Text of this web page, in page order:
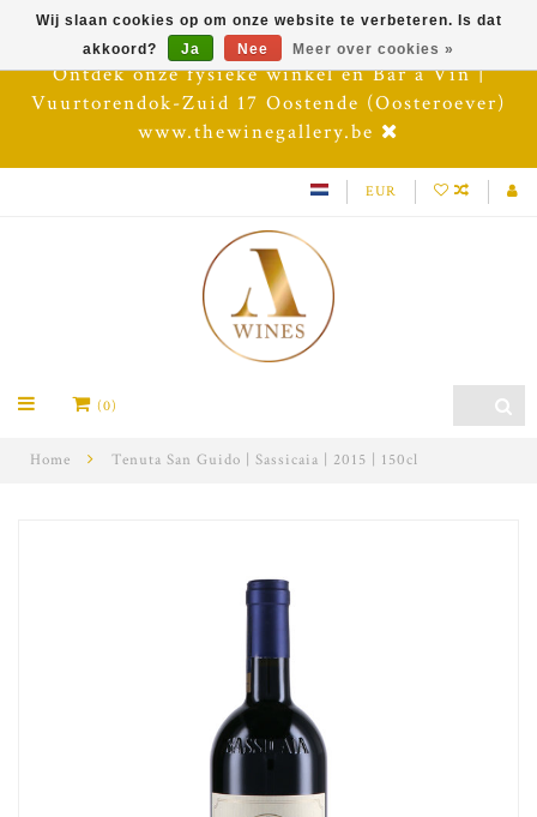
Ontdek onze fysieke winkel en Bar à Vin |
Vuurtorendok-Zuid 17 Oostende (Oosteroever)
www.thewinegallery.be
EUR
(0)
Home Tenuta San Guido | Sassicaia | 2015 | 150cl
Wij slaan cookies op om onze website te verbeteren. Is dat
akkoord?
Ja Nee Meer over cookies »